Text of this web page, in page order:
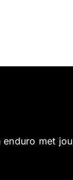
met jou